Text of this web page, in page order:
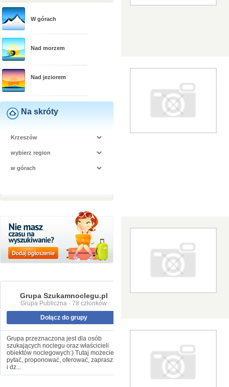
W górach
Nad morzem
Nad jeziorem
Na skróty
Grupa Szukamnoclegu.pl
Grupa Publiczna · 78 członków
Dołącz do grupy
Grupa przeznaczona jest dla osób
szukających noclegu oraz właścicieli
obiektów noclegowych:) Tutaj możecie
pytać, proponować, oferować, zapraszać
i dz...